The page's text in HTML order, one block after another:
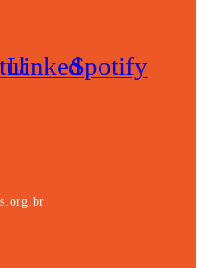
LinkedinSpotify